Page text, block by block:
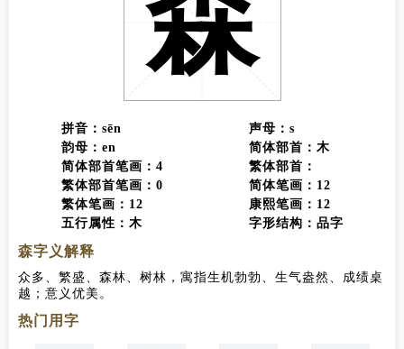
拼音：sēn
韵母：en
简体部首笔画：4
繁体部首笔画：0
繁体笔画：12
五行属性：木
声母：s
简体部首：木
繁体部首：
简体笔画：12
康熙笔画：12
字形结构：品字
森字义解释
众多、繁盛、森林、树林，寓指生机勃勃、生气盎然、成绩桌
越；意义优美。
热门用字